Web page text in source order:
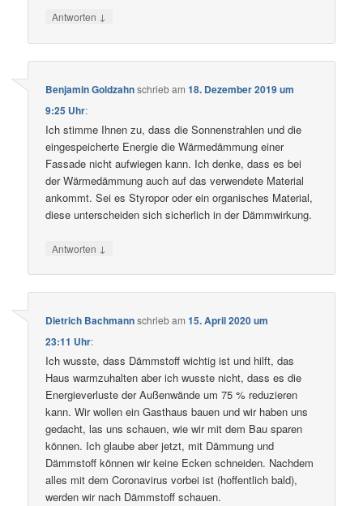
Antworten ↓
Benjamin Goldzahnschriebam18. Dezember 2019 um
9:25 Uhr:
Ich stimme Ihnen zu, dass die Sonnenstrahlen und die
eingespeicherte Energie die Wärmedämmung einer
Fassade nicht aufwiegen kann. Ich denke, dass es bei
der Wärmedämmung auch auf das verwendete Material
ankommt. Sei es Styropor oder ein organisches Material,
diese unterscheiden sich sicherlich in der Dämmwirkung.
Antworten ↓
Dietrich Bachmannschriebam15. April 2020 um
23:11 Uhr:
Ich wusste, dass Dämmstoff wichtig ist und hilft, das
Haus warmzuhalten aber ich wusste nicht, dass es die
Energieverluste der Außenwände um 75 % reduzieren
kann. Wir wollen ein Gasthaus bauen und wir haben uns
gedacht, las uns schauen, wie wir mit dem Bau sparen
können. Ich glaube aber jetzt, mit Dämmung und
Dämmstoff können wir keine Ecken schneiden. Nachdem
alles mit dem Coronavirus vorbei ist (hoffentlich bald),
werden wir nach Dämmstoff schauen.